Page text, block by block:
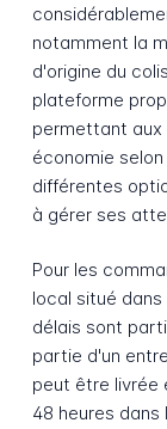
notamment la
d'origine du
plateforme
permettant
économie
différentes
à gérer ses
Pour les
local situé
délais sont
partie d'un
peut être livrée
48 heures